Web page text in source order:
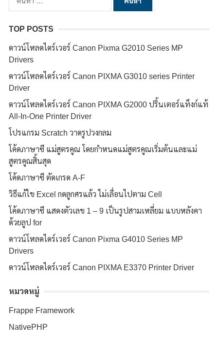
สำหรับ:
TOP POSTS
ดาวน์โหลดไดร์เวอร์ Canon Pixma G2010 Series MP
Drivers
ดาวน์โหลดไดร์เวอร์ Canon PIXMA G3010 series Printer
Driver
ดาวน์โหลดไดร์เวอร์ Canon PIXMA G2000 ปริ้นเตอร์แท็งก์แท้
All-In-One Printer Driver
โปรแกรม Scratch วาดรูปวงกลม
โค้ดภาษาซี แม่สูตรคูณ โดยกำหนดแม่สูตรคูณเริ่มต้นและแม่
สูตรคูณสิ้นสุด
โค้ดภาษาซี ตัดเกรด A-F
วิธีแก้ไข Excel กดลูกศรแล้ว ไม่เลื่อนไปตาม Cell
โค้ดภาษาซี แสดงตัวเลข 1 – 9 เป็นรูปสามเหลี่ยม แบบหลังคา
ด้วยลูป for
ดาวน์โหลดไดร์เวอร์ Canon Pixma G4010 Series MP
Drivers
ดาวน์โหลดไดร์เวอร์ Canon PIXMA E3370 Printer Driver
หมวดหมู่
Frappe Framework
NativePHP